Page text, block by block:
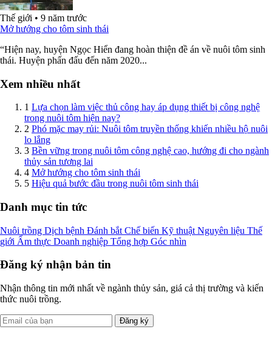
Thế giới • 9 năm trước
Mở hướng cho tôm sinh thái
“Hiện nay, huyện Ngọc Hiển đang hoàn thiện đề án về nuôi tôm sinh
thái. Huyện phấn đấu đến năm 2020...
Xem nhiều nhất
1 Lựa chọn làm việc thủ công hay áp dụng thiết bị công nghệ
trong nuôi tôm hiện nay?
2 Phó mặc may rủi: Nuôi tôm truyền thống khiến nhiều hộ nuôi
lo lắng
3 Bền vững trong nuôi tôm công nghệ cao, hướng đi cho ngành
thủy sản tương lai
4 Mở hướng cho tôm sinh thái
5 Hiệu quả bước đầu trong nuôi tôm sinh thái
Danh mục tin tức
Nuôi trồng Dịch bệnh Đánh bắt Chế biến Kỹ thuật Nguyên liệu Thế
giới Ẩm thực Doanh nghiệp Tổng hợp Góc nhìn
Đăng ký nhận bản tin
Nhận thông tin mới nhất về ngành thủy sản, giá cả thị trường và kiến
thức nuôi trồng.
Đăng ký